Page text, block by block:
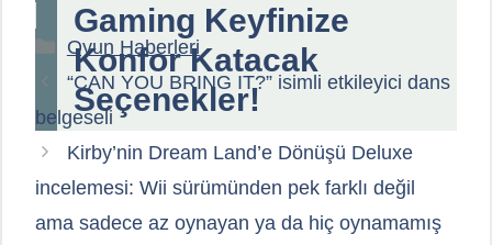
Gaming Keyfinize
Konfor Katacak
Seçenekler!
Kategoriler
Oyun Haberleri
“CAN YOU BRING IT?” isimli etkileyici dans
belgeseli
Kirby’nin Dream Land’e Dönüşü Deluxe
incelemesi: Wii sürümünden pek farklı değil
ama sadece az oynayan ya da hiç oynamamış